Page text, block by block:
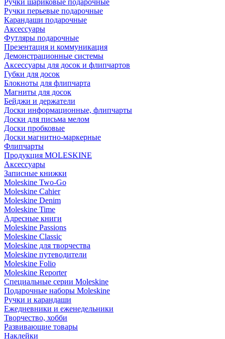
Ручки шариковые подарочные
Ручки перьевые подарочные
Карандаши подарочные
Аксессуары
Футляры подарочные
Презентация и коммуникация
Демонстрационные системы
Аксессуары для досок и флипчартов
Губки для досок
Блокноты для флипчарта
Магниты для досок
Бейджи и держатели
Доски информационные, флипчарты
Доски для письма мелом
Доски пробковые
Доски магнитно-маркерные
Флипчарты
Продукция MOLESKINE
Аксессуары
Записные книжки
Moleskine Two-Go
Moleskine Cahier
Moleskine Denim
Moleskine Time
Адресные книги
Moleskine Passions
Moleskine Classic
Moleskine для творчества
Moleskine путеводители
Moleskine Folio
Moleskine Reporter
Специальные серии Moleskine
Подарочные наборы Moleskine
Ручки и карандаши
Ежедневники и еженедельники
Творчество, хобби
Развивающие товары
Наклейки